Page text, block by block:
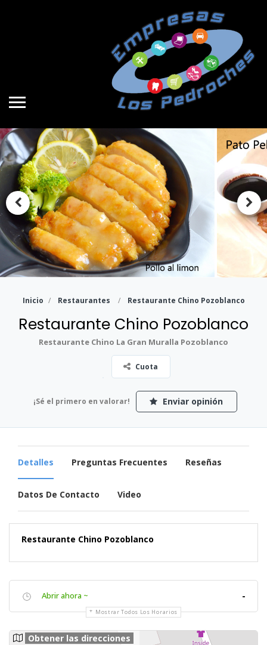
Inicio Restaurantes Restaurante Chino Pozoblanco
Restaurante Chino Pozoblanco
Restaurante Chino La Gran Muralla Pozoblanco
Cuota
¡Sé el primero en valorar! Enviar opinión
Detalles Preguntas Frecuentes Reseñas
Datos De Contacto Video
Restaurante Chino Pozoblanco
Abrir ahora ~ -
Mostrar Todos Los Horarios
Obtener las direcciones